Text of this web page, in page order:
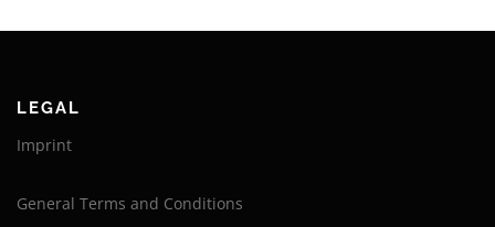
LEGAL
Imprint
General Terms and Conditions